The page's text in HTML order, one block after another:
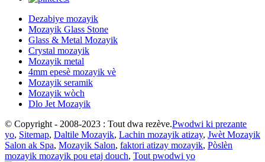
Dezabiye mozayik
Mozayik Glass Stone
Glass & Metal Mozayik
Crystal mozayik
Mozayik metal
4mm epesè mozayik vè
Mozayik seramik
Mozayik wòch
Dlo Jet Mozayik
© Copyright - 2008-2023 : Tout dwa rezève.Pwodwi ki prezante
yo, Sitemap, Daltile Mozayik, Lachin mozayik atizay, Jwèt Mozayik
Salon ak Spa, Mozayik Salon, faktori atizay mozayik, Pòslèn
mozayik mozayik pou etaj douch, Tout pwodwi yo